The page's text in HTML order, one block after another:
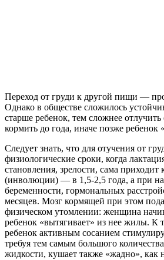
Переход от груди к другой пищи —
Однако в обществе сложилось
старше ребенок, тем сложнее отлучить
кормить до года, иначе позже ребенок
Следует знать, что для отучения от
физиологические сроки, когда
становления, зрелости, сама приходит
(инволюции) — в 1,5-2,5 года, а при
беременности, гормональных
месяцев. Мозг кормящей при этом
физическом утомлении: женщина
ребенок «вытягивает» из нее жилы. К
ребенок активным сосанием
требуя тем самым большого
жидкости, кушает также «жадно», как